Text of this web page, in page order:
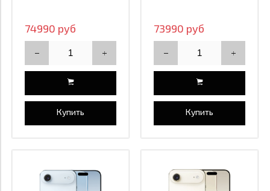
74990 руб
Купить
73990 руб
Купить